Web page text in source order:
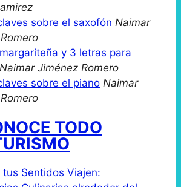
sobre el saxofón Naimar
y 3 letras para
Naimar Jiménez Romero
sobre el piano Naimar
TODO
tus Sentidos Viajen: